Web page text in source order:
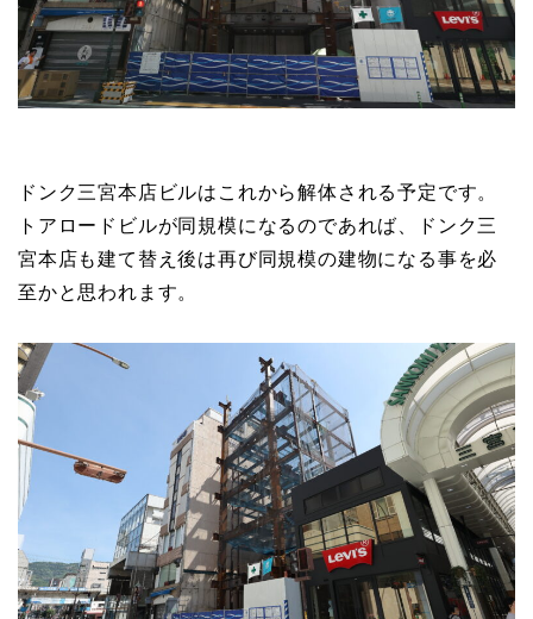
ドンク三宮本店ビルはこれから解体される予定です。
トアロードビルが同規模になるのであれば、ドンク三
宮本店も建て替え後は再び同規模の建物になる事を必
至かと思われます。